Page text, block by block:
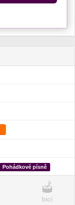
Pohádkové písně
bicí